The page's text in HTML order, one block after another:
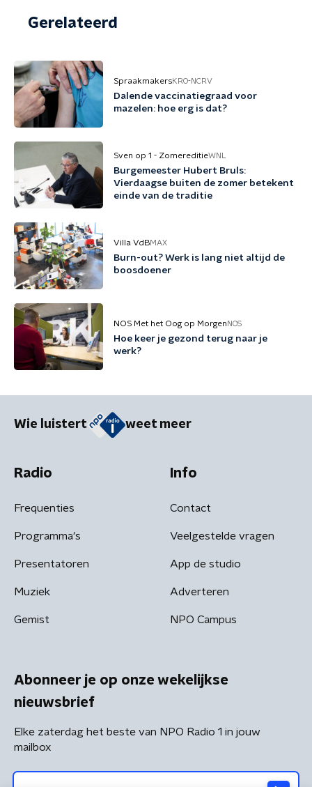
Gerelateerd
SpraakmakersKRO-NCRV
Dalende vaccinatiegraad voor
mazelen: hoe erg is dat?
Sven op 1 - ZomereditieWNL
Burgemeester Hubert Bruls:
Vierdaagse buiten de zomer betekent
einde van de traditie
Villa VdBMAX
Burn-out? Werk is lang niet altijd de
boosdoener
NOS Met het Oog op Morgen NOS
Hoe keer je gezond terug naar je
werk?
Wie luistert weet meer
Radio
Frequenties
Programma's
Presentatoren
Muziek
Gemist
Info
Contact
Veelgestelde vragen
App de studio
Adverteren
NPO Campus
Abonneer je op onze wekelijkse
nieuwsbrief
Elke zaterdag het beste van NPO Radio 1 in jouw
mailbox